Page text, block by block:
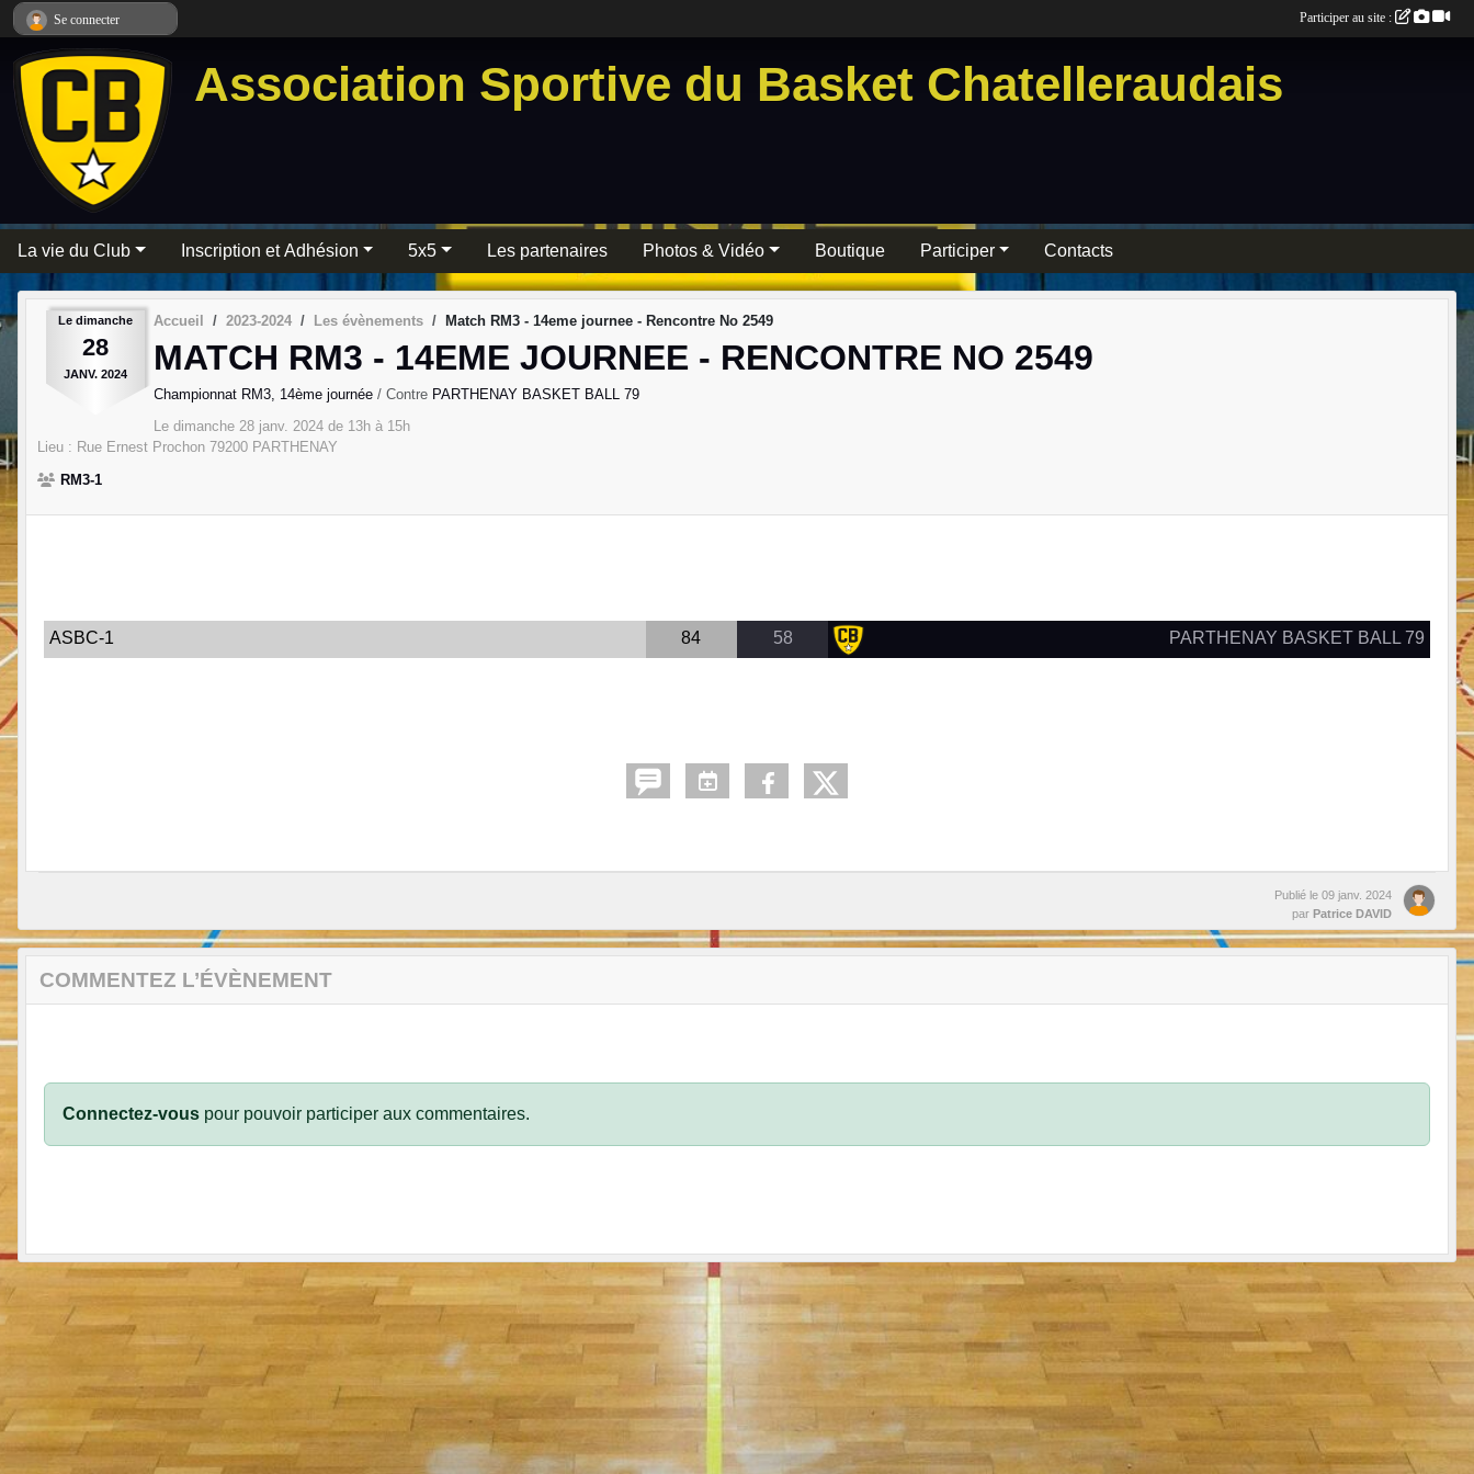
Association Sportive du Basket Chatelleraudais
La vie du Club Inscription et Adhésion 5x5 Les partenaires Photos & Vidéo Boutique Participer Contacts
Le dimanche
28
JANV. 2024
Accueil 2023-2024 Les évènements Match RM3 - 14eme journee - Rencontre No 2549
MATCH RM3 - 14EME JOURNEE - RENCONTRE NO 2549
Championnat RM3, 14ème journée / Contre PARTHENAY BASKET BALL 79
Le dimanche 28 janv. 2024 de 13h à 15h
Lieu : Rue Ernest Prochon 79200 PARTHENAY
RM3-1
ASBC-1 84 58 PARTHENAY BASKET BALL 79
Publié le 09 janv. 2024
par Patrice DAVID
COMMENTEZ L’ÉVÈNEMENT
Connectez-vous pour pouvoir participer aux commentaires.
Se connecter Participer au site :
Panneau de gestion des cookies